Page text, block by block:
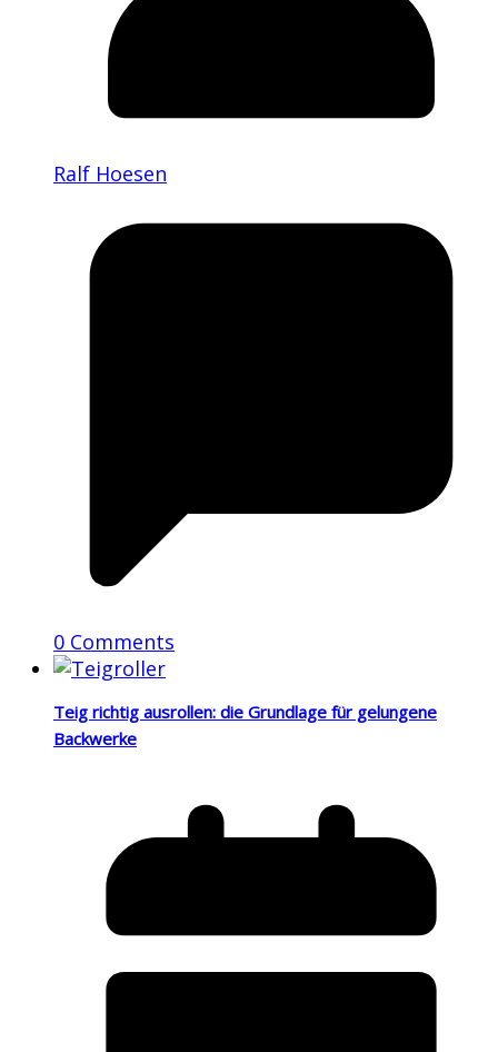
Ralf Hoesen
0 Comments
Teig richtig ausrollen: die Grundlage für gelungene
Backwerke